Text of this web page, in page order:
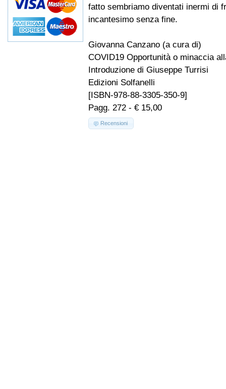
fatto sembriamo diventati inermi di
incantesimo senza fine.
Giovanna Canzano (a cura di)
COVID19 Opportunità o minaccia
Introduzione di Giuseppe Turrisi
Edizioni Solfanelli
[ISBN-978-88-3305-350-9]
Pagg. 272 - € 15,00
Recensioni